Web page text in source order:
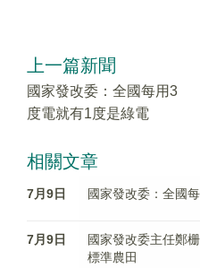
上一篇新聞
國家發改委：全國每用3
度電就有1度是綠電
相關文章
7月9日 國家發改委：全國
7月9日
國家發改委主任鄭
標準農田